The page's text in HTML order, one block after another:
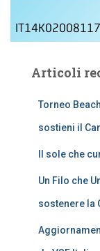
Articoli
Torneo
sostieni il
Il sole che
Un Filo che
sostenere la